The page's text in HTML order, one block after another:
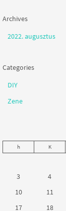
Archives
2022. augusztus
Categories
DIY
Zene
h K
3
4
10
11
17
18